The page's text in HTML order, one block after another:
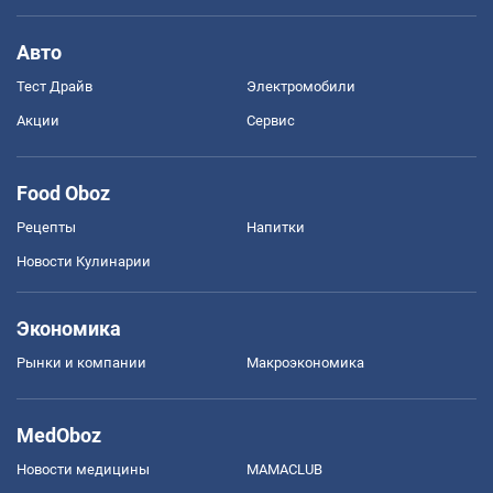
Авто
Тест Драйв Электромобили
Акции Сервис
Food Oboz
Рецепты Напитки
Новости Кулинарии
Экономика
Рынки и компании Mакроэкономика
MedOboz
Новости медицины MAMACLUB